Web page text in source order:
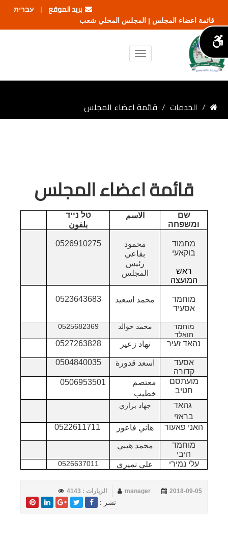
بريد الموقع | עברית
قائمة اعضاء المجلس | المجلس المحلي شعب
الخدمات قائمة اعضاء المجلس
قائمة اعضاء المجلس
שם
ומשפחה
الاسم
טל נייד
بلفون
מחמוד
בוקאעי
ראש
המועצה
محمود
بقاعي
رئيس
المجلس
0526910275
מוחמד
אסעיד
محمد اسعيد 0523643683
מוחמד
חואלד
محمد خوالد 0525682369
נהאד זעיר نهاد زعير 0527263828
אסעד
קדורה
اسعد قدورة 0504840035
מועתסם
חטיב
معتصم
خطيب
0506953501
גהאד
בראזי
جهاد برازي
האני פאעור هاني فاعور
מוחמד
היבי
محمد هيبي
עלי נמירי علي نميري 0526637011
2018-09-05
manager الزيارات : 4143
نشر :